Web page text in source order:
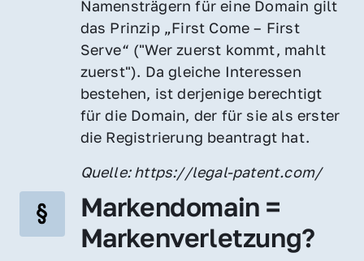
Namensträgern für eine Domain gilt
das Prinzip „First Come – First
Serve“ ("Wer zuerst kommt, mahlt
zuerst"). Da gleiche Interessen
bestehen, ist derjenige berechtigt
für die Domain, der für sie als erster
die Registrierung beantragt hat.
Quelle: https://legal-patent.com/
Markendomain =
Markenverletzung?